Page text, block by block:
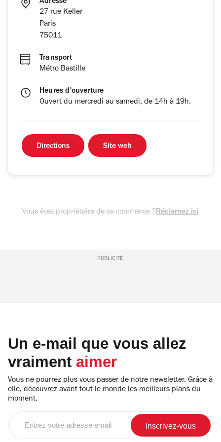
27 rue Keller
Paris
75011
Transport
Métro Bastille
Heures d'ouverture
Ouvert du mercredi au samedi, de 14h à 19h.
Directions Site web
Vous êtes propriétaire de ce commerce ?Réclamez ici
PUBLICITÉ
Un e-mail que vous allez
vraiment aimer
Vous ne pourrez plus vous passer de notre newsletter. Grâce à
elle, découvrez avant tout le monde les meilleurs plans du
moment.